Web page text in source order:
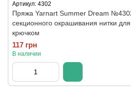
Артикул: 4302
Пряжа Yarnart Summer Dream
секционного окрашивания нитки
крючком
117 грн
В наличии